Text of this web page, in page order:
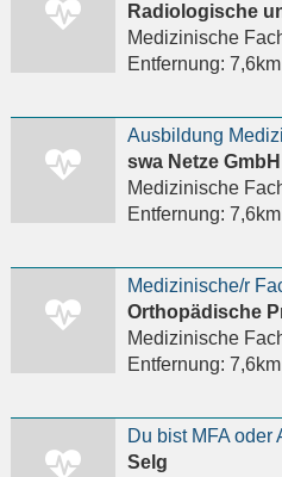
Medizinische
Entfernung: 7,6km
swa Netze GmbH
Medizinische
Entfernung: 7,6km
Medizinische/r
Orthopädische
Medizinische
Entfernung: 7,6km
Selg